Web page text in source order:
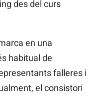
des del curs
en una
habitual de
falleres i
el consistori